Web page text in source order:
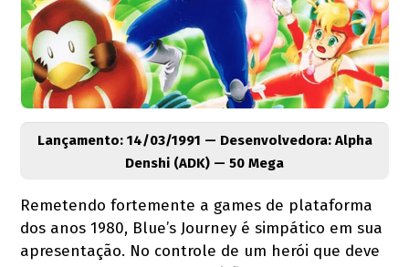
Lançamento: 14/03/1991 — Desenvolvedora: Alpha
Denshi (ADK) — 50 Mega
Remetendo fortemente a games de plataforma
dos anos 1980, Blue’s Journey é simpático em sua
apresentação. No controle de um herói que deve